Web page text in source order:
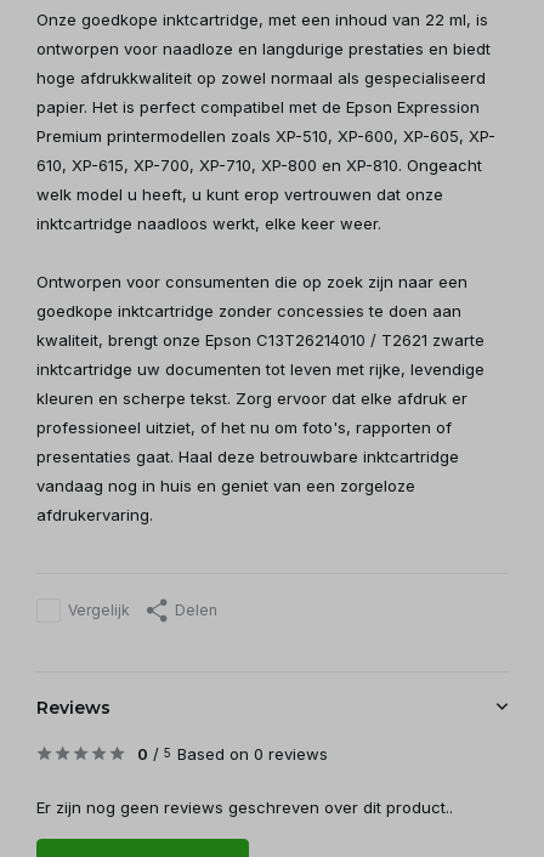
Onze goedkope inktcartridge, met een inhoud van 22 ml, is
ontworpen voor naadloze en langdurige prestaties en biedt
hoge afdrukkwaliteit op zowel normaal als gespecialiseerd
papier. Het is perfect compatibel met de Epson Expression
Premium printermodellen zoals XP-510, XP-600, XP-605, XP-
610, XP-615, XP-700, XP-710, XP-800 en XP-810. Ongeacht
welk model u heeft, u kunt erop vertrouwen dat onze
inktcartridge naadloos werkt, elke keer weer.
Ontworpen voor consumenten die op zoek zijn naar een
goedkope inktcartridge zonder concessies te doen aan
kwaliteit, brengt onze Epson C13T26214010 / T2621 zwarte
inktcartridge uw documenten tot leven met rijke, levendige
kleuren en scherpe tekst. Zorg ervoor dat elke afdruk er
professioneel uitziet, of het nu om foto's, rapporten of
presentaties gaat. Haal deze betrouwbare inktcartridge
vandaag nog in huis en geniet van een zorgeloze
afdrukervaring.
Vergelijk Delen
Reviews
0 / 5 Based on 0 reviews
Er zijn nog geen reviews geschreven over dit product..